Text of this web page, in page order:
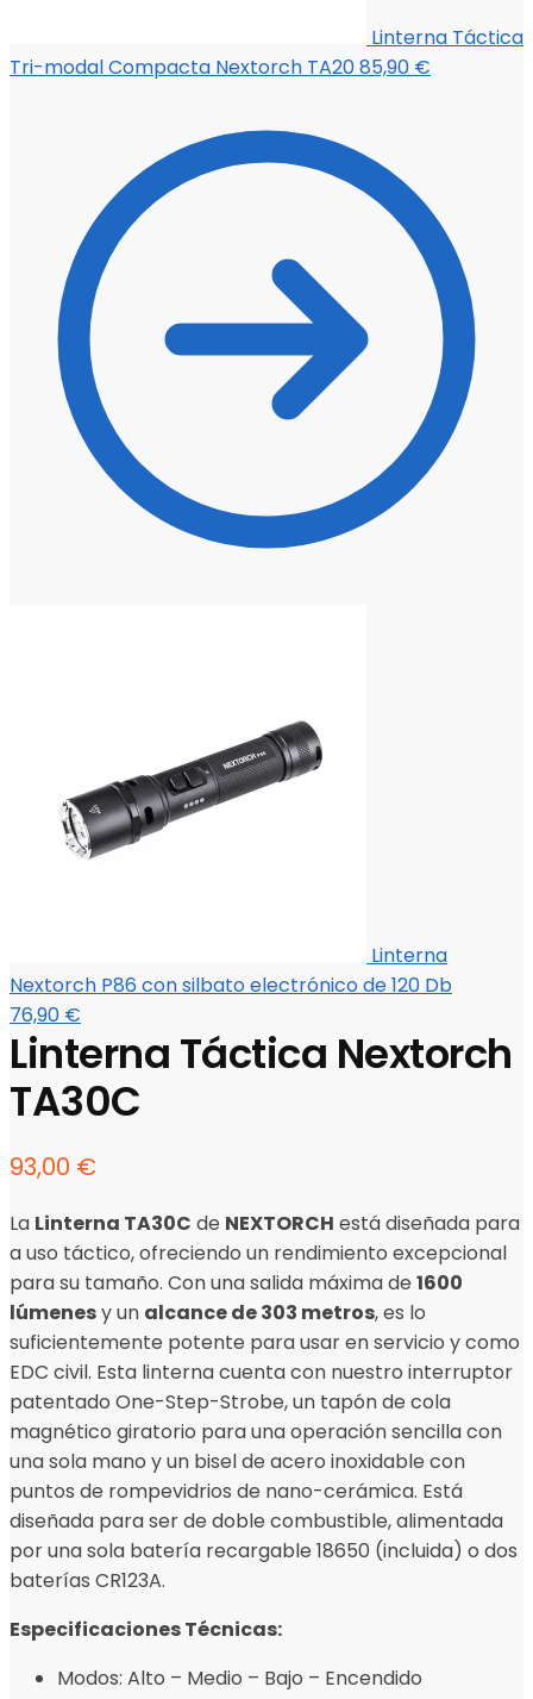
Linterna Táctica
Tri-modal Compacta Nextorch TA2085,90 €
Linterna
Nextorch P86 con silbato electrónico de 120 Db
76,90 €
Linterna Táctica Nextorch
TA30C
93,00 €
La Linterna TA30C de NEXTORCH está diseñada para
a uso táctico, ofreciendo un rendimiento excepcional
para su tamaño. Con una salida máxima de 1600
lúmenesy un alcance de 303 metros, es lo
suficientemente potente para usar en servicio y como
EDC civil. Esta linterna cuenta con nuestro interruptor
patentado One-Step-Strobe, un tapón de cola
magnético giratorio para una operación sencilla con
una sola mano y un bisel de acero inoxidable con
puntos de rompevidrios de nano-cerámica. Está
diseñada para ser de doble combustible, alimentada
por una sola batería recargable 18650 (incluida) o dos
baterías CR123A.
Especificaciones Técnicas:
Modos: Alto – Medio – Bajo – Encendido